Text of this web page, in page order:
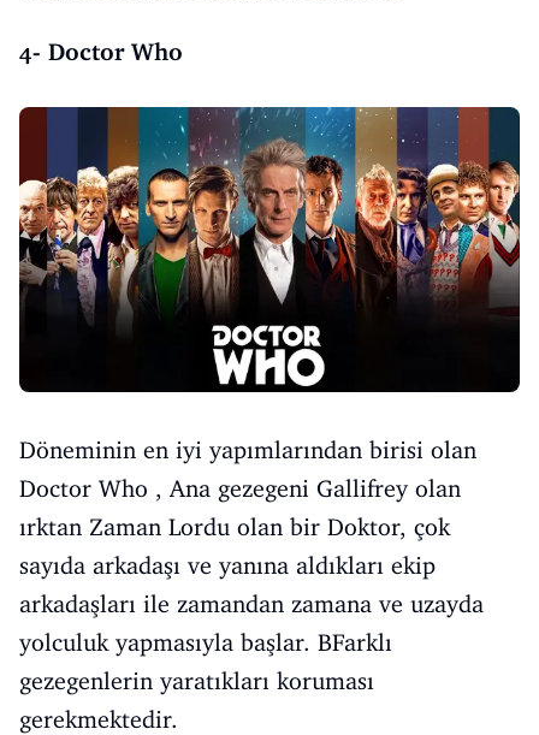
4- Doctor Who
Döneminin en iyi yapımlarından birisi olan
Doctor Who , Ana gezegeni Gallifrey olan
ırktan Zaman Lordu olan bir Doktor, çok
sayıda arkadaşı ve yanına aldıkları ekip
arkadaşları ile zamandan zamana ve uzayda
yolculuk yapmasıyla başlar. BFarklı
gezegenlerin yaratıkları koruması
gerekmektedir.